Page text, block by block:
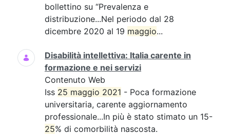
bollettino su “Prevalenza e
distribuzione...Nel periodo dal 28
dicembre 2020 al 19 maggio...
Disabilità intellettiva: Italia carente in
formazione e nei servizi
Contenuto Web
Iss 25 maggio 2021 - Poca formazione
universitaria, carente aggiornamento
professionale...In più è stato stimato un 15-
25% di comorbilità nascosta.